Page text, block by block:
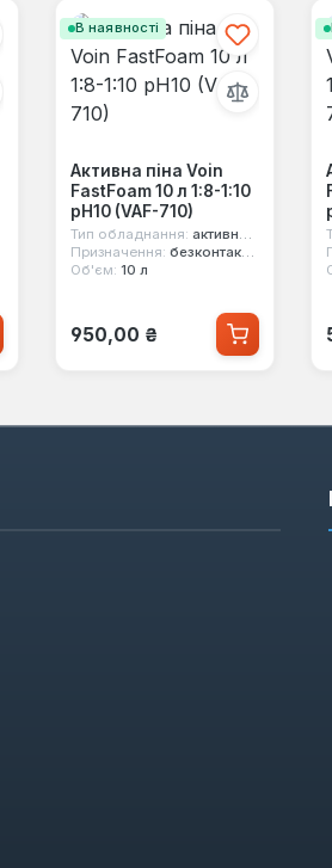
В наявності
Активна піна Voin
FastFoam 10 л 1:8-1:10
pH10 (VAF-710)
Тип обладнання: активна піна
Призначення: безконтактне миття
Об'єм: 10 л
Звичайна ціна:
950,00 ₴